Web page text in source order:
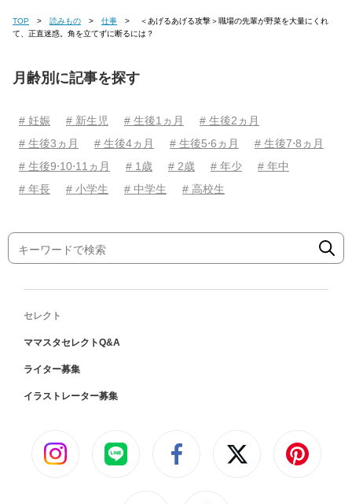
TOP 読みもの 仕事
て、正直迷惑。角を立てずに断るには？
月齢別に記事を探す
# 妊娠 # 新生児 # 生後1ヵ月
# 生後2ヵ月
# 生後3ヵ月
# 生後4ヵ月 # 生後5⋅6ヵ月
# 生後7⋅8ヵ月
# 生後9⋅10⋅11ヵ月
# 1歳 # 2歳 # 年少
# 年中
# 年長
# 小学生 # 中学生 # 高校生
セレクト
ママスタセレクトQ&A
ライター募集
イラストレーター募集